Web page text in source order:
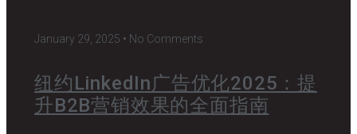
January 29, 2025 No Comments
纽约LinkedIn广告优化2025：提
升B2B营销效果的全面指南